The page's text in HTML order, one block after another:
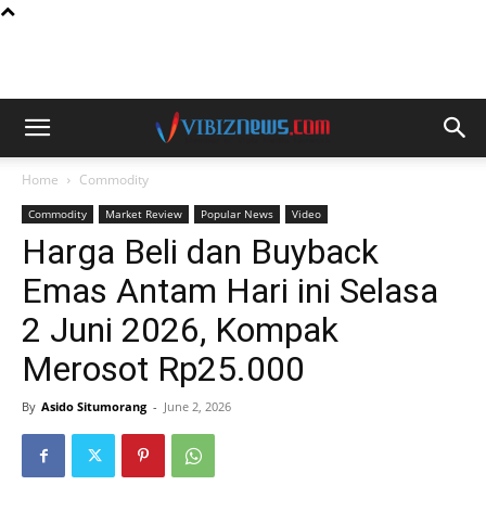
Home Commodity
Commodity Market Review Popular News Video
Harga Beli dan Buyback
Emas Antam Hari ini Selasa
2 Juni 2026, Kompak
Merosot Rp25.000
By Asido Situmorang - June 2, 2026